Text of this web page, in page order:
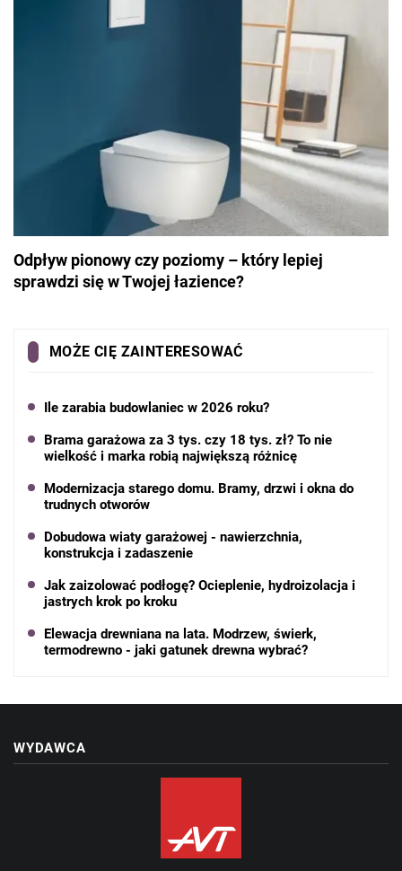
Odpływ pionowy czy poziomy – który lepiej
sprawdzi się w Twojej łazience?
MOŻE CIĘ ZAINTERESOWAĆ
Ile zarabia budowlaniec w 2026 roku?
Brama garażowa za 3 tys. czy 18 tys. zł? To nie
wielkość i marka robią największą różnicę
Modernizacja starego domu. Bramy, drzwi i okna do
trudnych otworów
Dobudowa wiaty garażowej - nawierzchnia,
konstrukcja i zadaszenie
Jak zaizolować podłogę? Ocieplenie, hydroizolacja i
jastrych krok po kroku
Elewacja drewniana na lata. Modrzew, świerk,
termodrewno - jaki gatunek drewna wybrać?
WYDAWCA